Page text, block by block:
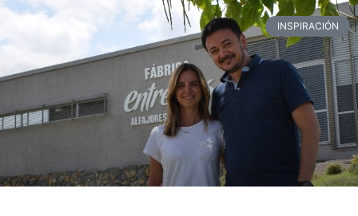
INSPIRACIÓN